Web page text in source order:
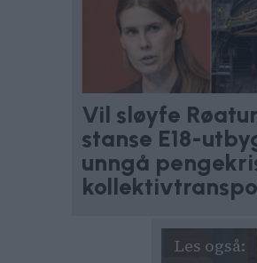
Vil sløyfe
stanse E18-
unngå